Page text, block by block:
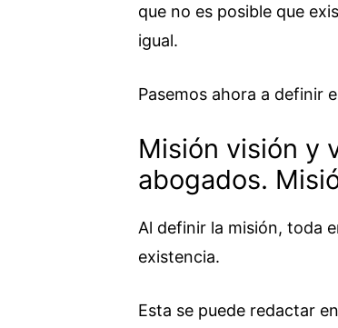
que no es posible que
igual.
Pasemos ahora a definir
Misión visión y
abogados.
Al definir la misión, toda
existencia.
Esta se puede redactar